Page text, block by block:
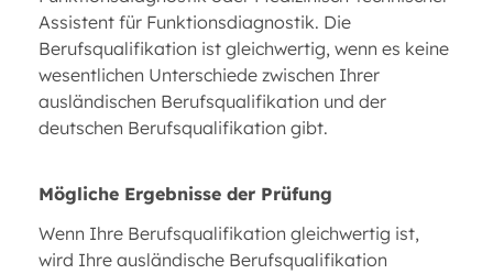
Assistent für Funktionsdiagnostik. Die
Berufsqualifikation ist gleichwertig, wenn es keine
wesentlichen Unterschiede zwischen Ihrer
ausländischen Berufsqualifikation und der
deutschen Berufsqualifikation gibt.
Mögliche Ergebnisse der Prüfung
Wenn Ihre Berufsqualifikation gleichwertig ist,
wird Ihre ausländische Berufsqualifikation